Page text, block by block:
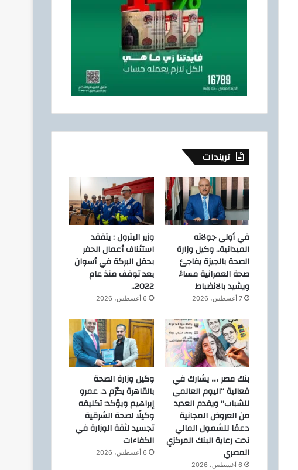
تريندات
في أولى جولاته
الميدانية.. وكيل وزارة
الصحة بالجيزة يفاجئ
صحة العمرانية مساءً
ويشيد بالانضباط
7 أغسطس، 2026
وزير البترول : يتفقد
استئناف أعمال الحفر
بحقل البركة في أسوان
بعد توقف منذ عام
2022..
6 أغسطس، 2026
بنك مصر ،،، يشارك في
فعالية “اليوم العالمي
للشباب” ويقدم العديد
من العروض المجانية
دعمًا للشمول المالي
تحت رعاية البنك المركزي
المصري
6 أغسطس، 2026
وكيل وزارة الصحة
بالقاهرة يكرّم د. عمرو
إبراهيم ويؤكد: تكليفه
وكيلًا لصحة الشرقية
تجسيد لثقة الوزارة في
الكفاءات
6 أغسطس، 2026